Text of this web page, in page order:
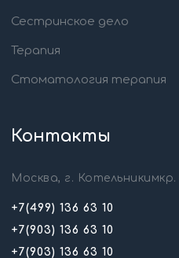
Сестринское дело
Терапия
Стоматология терапия
Контакты
Москва, г.
+7(499) 136 63 10
+7(903) 136 63 10
+7(903) 136 63 10